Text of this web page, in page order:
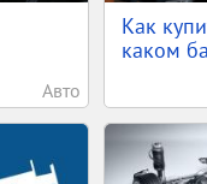
Авто
Как
каком